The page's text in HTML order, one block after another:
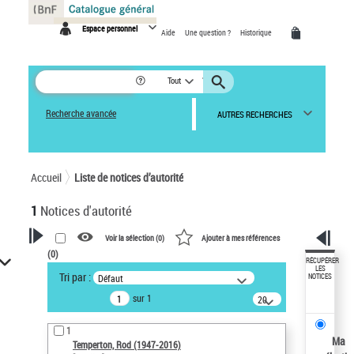
Espace personnel Aide Une question ? Historique
Tout
Recherche avancée AUTRES RECHERCHES
Accueil Liste de notices d’autorité
1 Notices d'autorité
VOTRE RECHERCHE
Recherche avancée dans les
notices d’autorité
Œuvres liées à l'auteur :
Temperton, Rod (1947-2016)
Voir la sélection (0) Ajouter à mes références
(0)
Tri par : Défaut
sur 1
20
résultats/page
1
Temperton, Rod (1947-2016)
RÉCUPÉRER
LES
NOTICES
Ma
Panneau de gestion des cookies